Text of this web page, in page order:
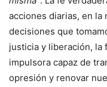
acciones diarias, en la
decisiones que
justicia y liberación, la
impulsora capaz de
opresión y renovar